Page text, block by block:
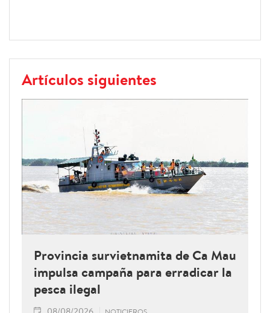
Artículos siguientes
Provincia survietnamita de Ca Mau
impulsa campaña para erradicar la
pesca ilegal